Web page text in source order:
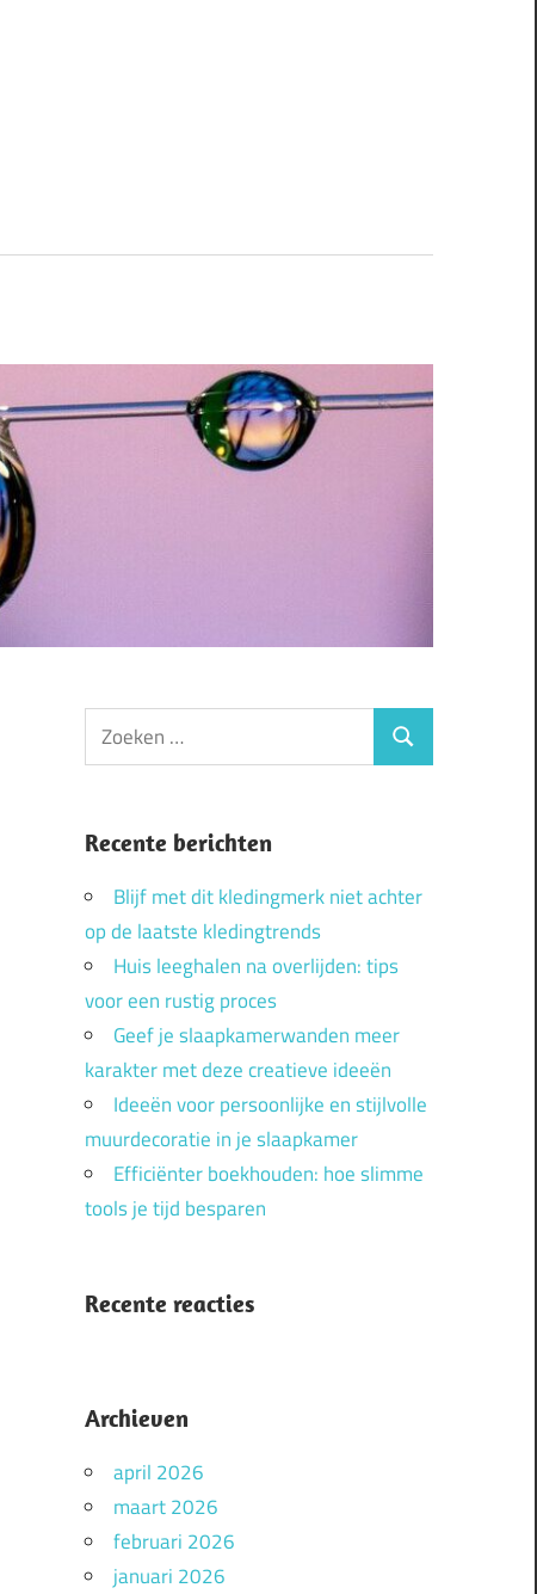
Zoeken
naar:
Zoeken
Recente berichten
Blijf met dit kledingmerk niet achter
op de laatste kledingtrends
Huis leeghalen na overlijden: tips
voor een rustig proces
Geef je slaapkamerwanden meer
karakter met deze creatieve ideeën
Ideeën voor persoonlijke en stijlvolle
muurdecoratie in je slaapkamer
Efficiënter boekhouden: hoe slimme
tools je tijd besparen
Recente reacties
Archieven
april 2026
maart 2026
februari 2026
januari 2026